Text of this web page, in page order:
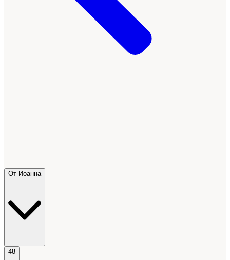
От Иоанна
48